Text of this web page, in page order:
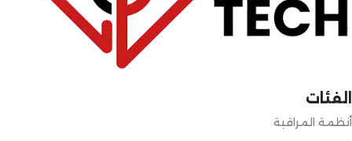
الفئات
أنظمة المراقبة